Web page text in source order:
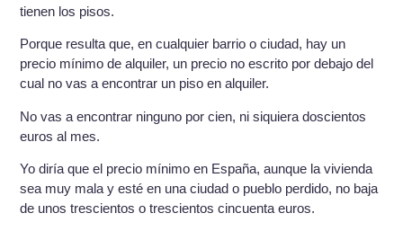
tienen los pisos.
Porque resulta que, en cualquier barrio o ciudad, hay un
precio mínimo de alquiler, un precio no escrito por debajo del
cual no vas a encontrar un piso en alquiler.
No vas a encontrar ninguno por cien, ni siquiera doscientos
euros al mes.
Yo diría que el precio mínimo en España, aunque la vivienda
sea muy mala y esté en una ciudad o pueblo perdido, no baja
de unos trescientos o trescientos cincuenta euros.